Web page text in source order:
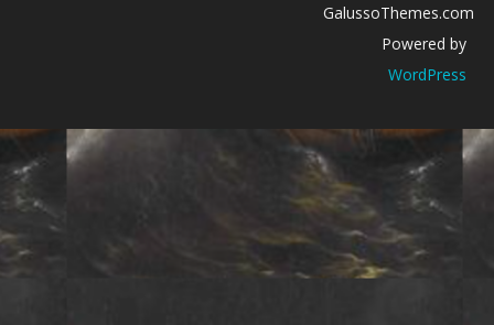
GalussoThemes.com
Powered by
WordPress